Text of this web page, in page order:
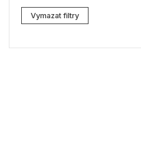
Lacoste
Vymazat filtry